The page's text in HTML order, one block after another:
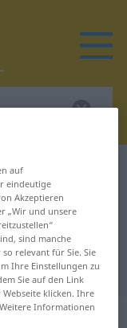
T-Shirt
auf
eindeutige
Akzeptieren
„Wir und unsere
sind manche
relevant für Sie. Sie
Ihre Einstellungen zu
Sie auf den Link
klicken. Ihre
Informationen